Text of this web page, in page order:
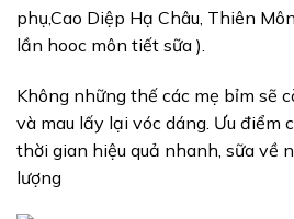
phụ,Cao Diệp Hạ Châu, Thiên
lần hooc môn tiết sữa ).
Không những thế các mẹ bỉm sẽ
và mau lấy lại vóc dáng. Ưu điểm
thời gian hiệu quả nhanh, sữa về
lượng